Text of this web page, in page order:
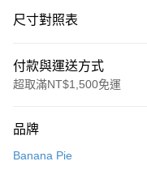
尺寸對照表
付款與運送方式
超取滿NT$1,500免運
信用卡一次付款
品牌
Banana Pie